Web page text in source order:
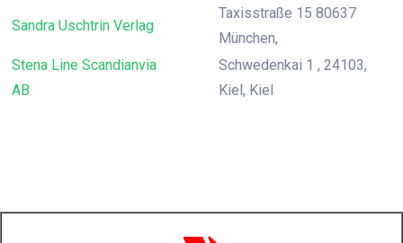
Sandra Uschtrin Verlag
Taxisstraße 15 80637
München,
Stena Line Scandianvia
AB
Schwedenkai 1 , 24103,
Kiel, Kiel